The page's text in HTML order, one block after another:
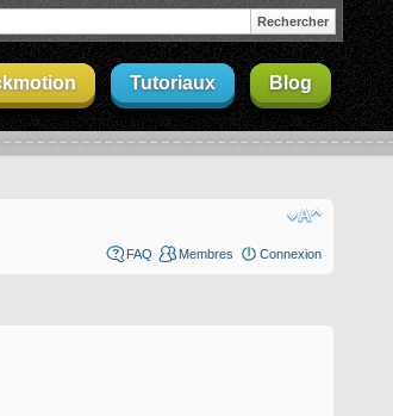
Tutoriaux Blog
FAQ Membres Connexion